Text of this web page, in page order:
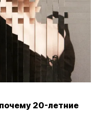
20-летние